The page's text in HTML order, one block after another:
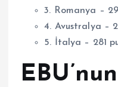
3. Romanya –
4. Avustralya –
5. İtalya – 281